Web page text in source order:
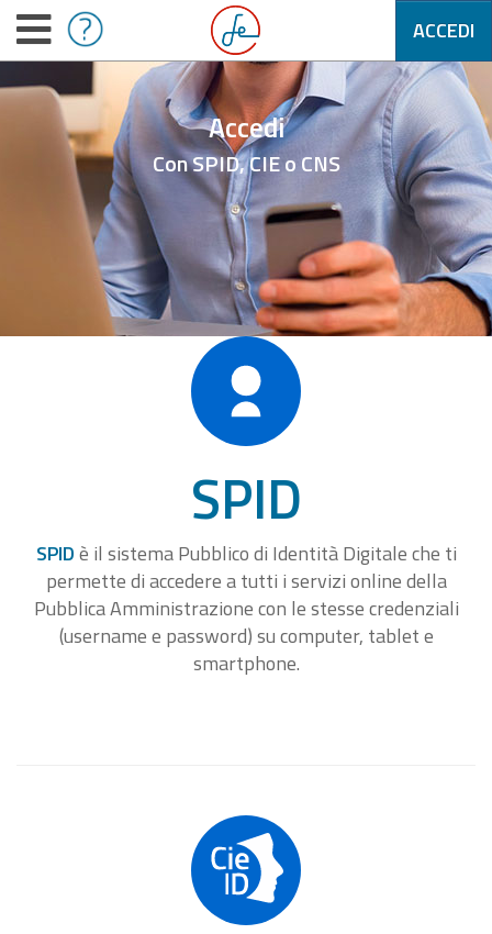
ACCEDI
Accedi
Con SPID, CIE o CNS
SPID
SPIDè il sistema Pubblico di Identità Digitale che ti
permette di accedere a tutti i servizi online della
Pubblica Amministrazione con le stesse credenziali
(username e password) su computer, tablet e
smartphone.